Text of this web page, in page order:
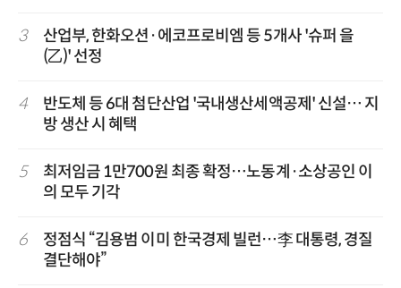
3
산업부, 한화오션·에코프로비엠 등 5개사 '슈퍼 을
(乙)' 선정
4
반도체 등 6대 첨단산업 '국내생산세액공제' 신설… 지
방 생산 시 혜택
5
최저임금 1만700원 최종 확정…노동계·소상공인 이
의 모두 기각
6
정점식 “김용범 이미 한국경제 빌런…李 대통령, 경질
결단해야”